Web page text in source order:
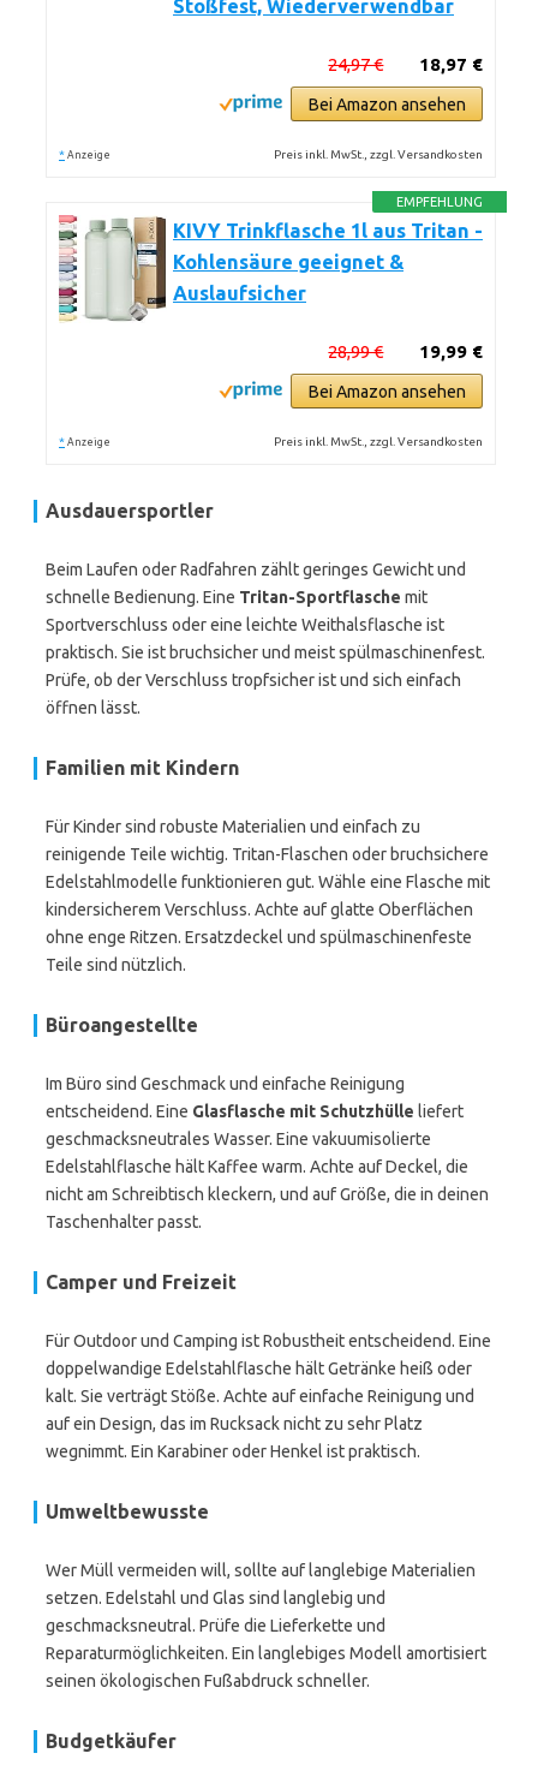
Stoßfest, Wiederverwendbar
18,97 €
24,97 €
Bei Amazon ansehen
* Anzeige Preis inkl. MwSt., zzgl. Versandkosten
EMPFEHLUNG
KIVY Trinkflasche 1l aus Tritan -
Kohlensäure geeignet &
Auslaufsicher
19,99 €
28,99 €
Bei Amazon ansehen
* Anzeige Preis inkl. MwSt., zzgl. Versandkosten
Ausdauersportler
Beim Laufen oder Radfahren zählt geringes Gewicht und
schnelle Bedienung. Eine Tritan-Sportflasche mit
Sportverschluss oder eine leichte Weithalsflasche ist
praktisch. Sie ist bruchsicher und meist spülmaschinenfest.
Prüfe, ob der Verschluss tropfsicher ist und sich einfach
öffnen lässt.
Familien mit Kindern
Für Kinder sind robuste Materialien und einfach zu
reinigende Teile wichtig. Tritan-Flaschen oder bruchsichere
Edelstahlmodelle funktionieren gut. Wähle eine Flasche mit
kindersicherem Verschluss. Achte auf glatte Oberflächen
ohne enge Ritzen. Ersatzdeckel und spülmaschinenfeste
Teile sind nützlich.
Büroangestellte
Im Büro sind Geschmack und einfache Reinigung
entscheidend. Eine Glasflasche mit Schutzhülle liefert
geschmacksneutrales Wasser. Eine vakuumisolierte
Edelstahlflasche hält Kaffee warm. Achte auf Deckel, die
nicht am Schreibtisch kleckern, und auf Größe, die in deinen
Taschenhalter passt.
Camper und Freizeit
Für Outdoor und Camping ist Robustheit entscheidend. Eine
doppelwandige Edelstahlflasche hält Getränke heiß oder
kalt. Sie verträgt Stöße. Achte auf einfache Reinigung und
auf ein Design, das im Rucksack nicht zu sehr Platz
wegnimmt. Ein Karabiner oder Henkel ist praktisch.
Umweltbewusste
Wer Müll vermeiden will, sollte auf langlebige Materialien
setzen. Edelstahl und Glas sind langlebig und
geschmacksneutral. Prüfe die Lieferkette und
Reparaturmöglichkeiten. Ein langlebiges Modell amortisiert
seinen ökologischen Fußabdruck schneller.
Budgetkäufer